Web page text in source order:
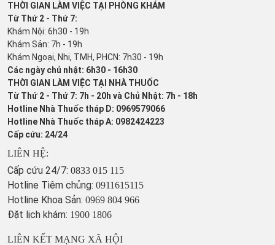
THỜI GIAN LÀM VIỆC TẠI PHÒNG KHÁM
Từ Thứ 2 - Thứ 7:
Khám Nội: 6h30 - 19h
Khám Sản: 7h - 19h
Khám Ngoại, Nhi, TMH, PHCN: 7h30 - 19h
Các ngày chủ nhật: 6h30 - 16h30
THỜI GIAN LÀM VIỆC TẠI NHÀ THUỐC
Từ Thứ 2 - Thứ 7: 7h - 20h và Chủ Nhật: 7h - 18h
Hotline Nhà Thuốc tháp D: 0969579066
Hotline Nhà Thuốc tháp A: 0982424223
Cấp cứu: 24/24
LIÊN HỆ:
Cấp cứu 24/7: 0833 015 115
Hotline Tiêm chủng: 0911615115
Hotline Khoa Sản: 0969 804 966
Đặt lịch khám: 1900 1806
LIÊN KẾT MẠNG XÃ HỘI